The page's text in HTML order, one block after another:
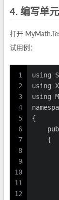
4. 编写单
打开
试用例：
1
2
3
4
5
6
7
8
9
10
11
12
using
using
using
{
    {